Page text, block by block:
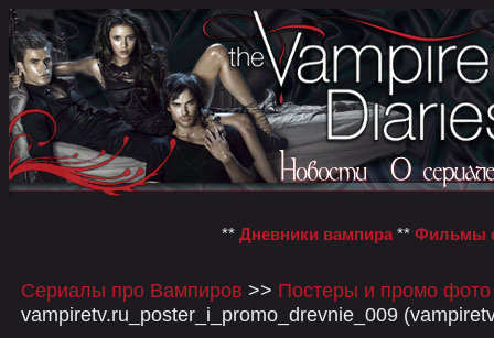
** Дневники вампира ** Фильмы
Сериалы про Вампиров >> Постеры и промо
vampiretv.ru_poster_i_promo_drevnie_009